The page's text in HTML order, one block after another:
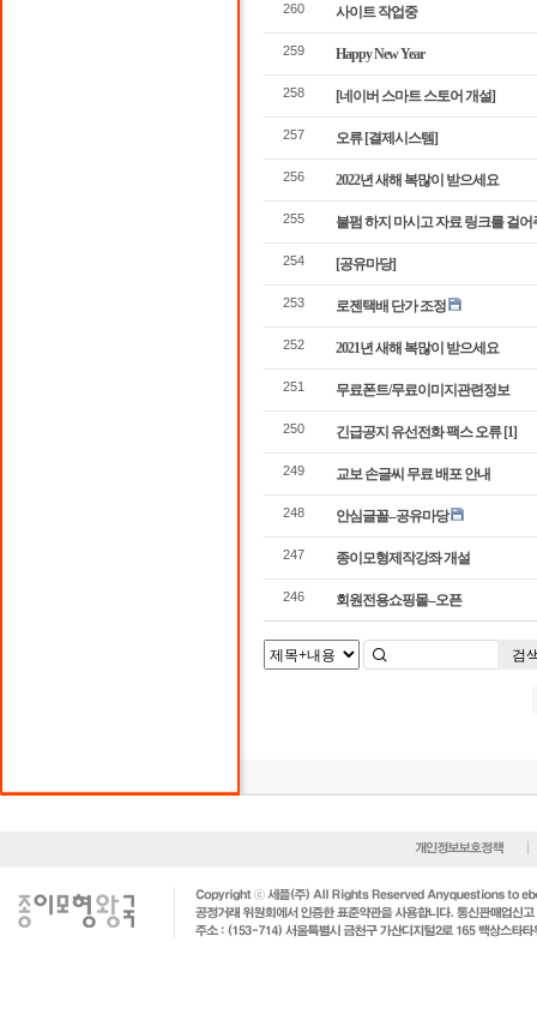
260 사이트 작업중
259 Happy New Year
258 [네이버 스마트 스토어 개설]
257 오류 [결제시스템]
256 2022년 새해 복많이 받으세요
255 불펌 하지 마시고 자료 링크를 걸어
254 [공유마당]
253 로젠택배 단가 조정
252 2021년 새해 복많이 받으세요
251 무료폰트/무료이미지관련정보
250 긴급공지 유선전화 팩스 오류 [1]
249 교보 손글씨 무료 배포 안내
248 안심글꼴--공유마당
247 종이모형제작강좌 개설
246 회원전용쇼핑몰--오픈
검